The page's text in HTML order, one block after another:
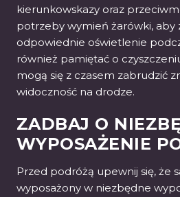
kierunkowskazy oraz
potrzeby wymień żarówki, aby
odpowiednie oświetlenie
również pamiętać o
mogą się z czasem zabrudzić
widoczność na drodze.
ZADBAJ O
WYPOSAŻENIE
Przed podróżą upewnij się, że
wyposażony w niezbędne